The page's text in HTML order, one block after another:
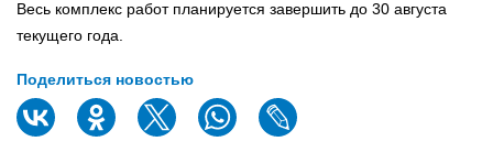
Весь комплекс работ планируется завершить до 30 августа
текущего года.
Поделиться новостью